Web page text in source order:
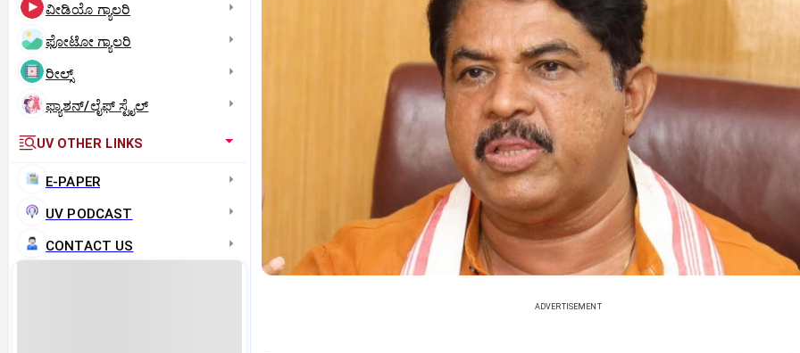
ವೀಡಿಯೊ ಗ್ಯಾಲರಿ
ಫೋಟೋ ಗ್ಯಾಲರಿ
ರೀಲ್ಸ್
ಫ್ಯಾಶನ್/ಲೈಫ್‌ ಸ್ಟೈಲ್
UV OTHER LINKS
E-PAPER
UV PODCAST
CONTACT US
ADVERTISEMENT